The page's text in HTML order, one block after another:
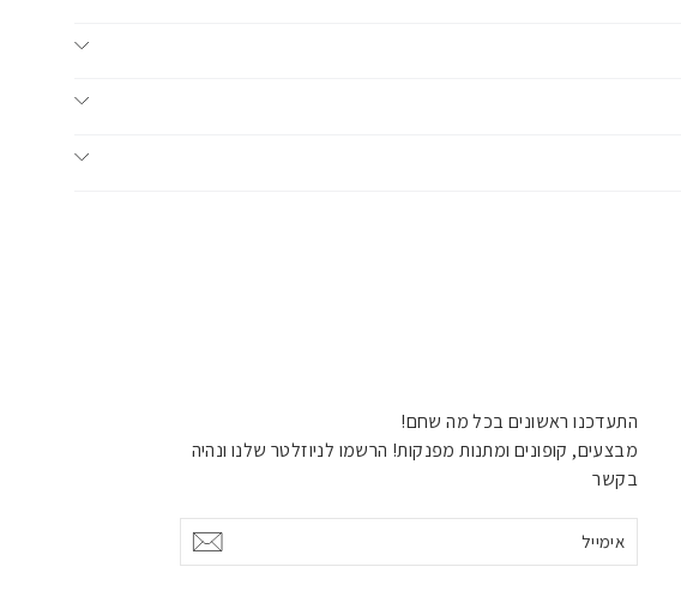
התעדכנו ראשונים בכל מה שחם!
מבצעים, קופונים ומתנות מפנקות! הרשמו לניוזלטר שלנו ונהיה
בקשר
אימייל